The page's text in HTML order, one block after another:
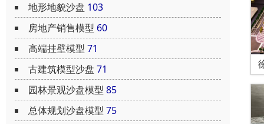
地形地貌沙盘 103
房地产销售模型 60
高端挂壁模型 71
古建筑模型沙盘 71
园林景观沙盘模型 85
总体规划沙盘模型 75